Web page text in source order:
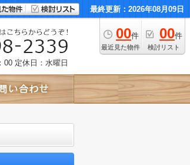
最終更新：2026年08月09日
00件
最近見た物件
00件
検討リスト
00 定休日：水曜日